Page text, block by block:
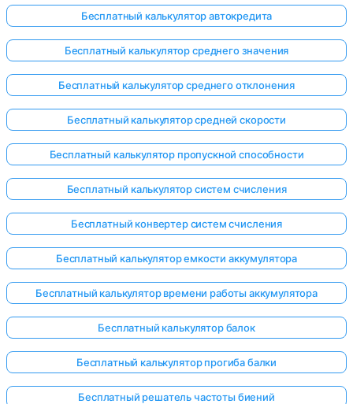
Бесплатный калькулятор автокредита
Бесплатный калькулятор среднего значения
Бесплатный калькулятор среднего отклонения
Бесплатный калькулятор средней скорости
Бесплатный калькулятор пропускной способности
Бесплатный калькулятор систем счисления
Бесплатный конвертер систем счисления
Бесплатный калькулятор емкости аккумулятора
Бесплатный калькулятор времени работы аккумулятора
Бесплатный калькулятор балок
Бесплатный калькулятор прогиба балки
Бесплатный решатель частоты биений